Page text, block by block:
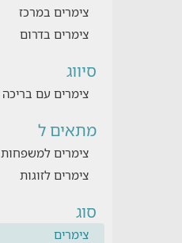
צימרים במרכז
צימרים בדרום
סיווג
צימרים עם בריכה
מתאים ל
צימרים למשפחות
צימרים לזוגות
סוג
צימרים